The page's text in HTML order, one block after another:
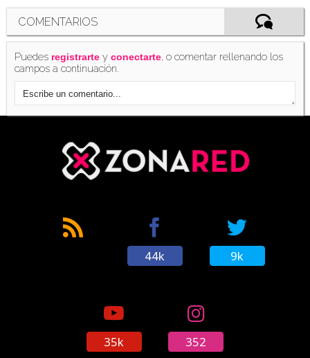
COMENTARIOS
Puedes registrarte yconectarte, o comentar rellenando los
campos a continuación.
44k 9k
35k 352